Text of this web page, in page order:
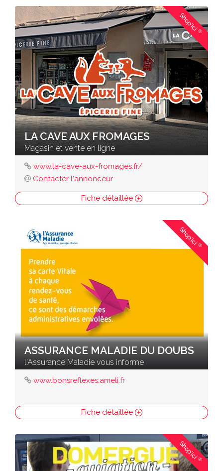
Shop'ici®
LA CAVE AUX FROMAGES
Magasin et vente en ligne
www.la-cave-aux-fromages.fr/
Contacter l'annonceur
Fiche détaillée
Shop'ici®
ASSURANCE MALADIE DU DOUBS
l'Assurance Maladie vous informe
www.bonsreflexes.ameli.fr
Fiche détaillée
Shop'ici®